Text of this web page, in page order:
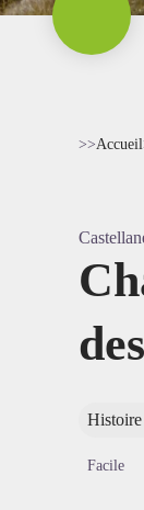
>>Accueil
Facile